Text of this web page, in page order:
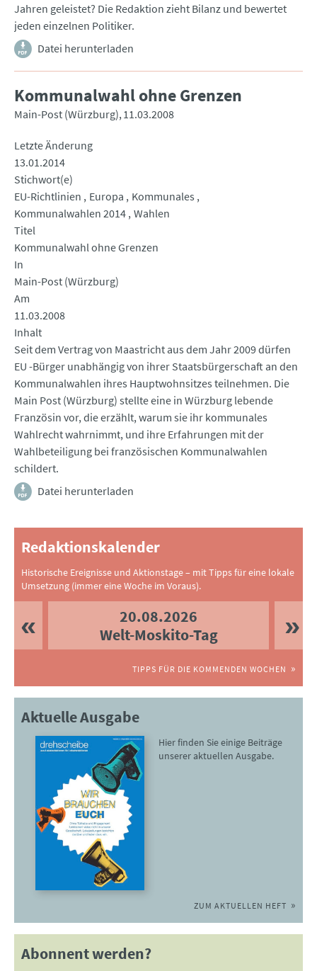
Jahren geleistet? Die Redaktion zieht Bilanz und bewertet
jeden einzelnen Politiker.
Datei herunterladen
Kommunalwahl ohne Grenzen
Main-Post (Würzburg) 11.03.2008
Letzte Änderung
13.01.2014
Stichwort(e)
EU-Richtlinien
Europa
Kommunales
Kommunalwahlen 2014 Wahlen
Titel
Kommunalwahl ohne Grenzen
In
Main-Post (Würzburg)
Am
11.03.2008
Inhalt
Seit dem Vertrag von Maastricht aus dem Jahr 2009 dürfen
EU -Bürger unabhängig von ihrer Staatsbürgerschaft an den
Kommunalwahlen ihres Hauptwohnsitzes teilnehmen. Die
Main Post (Würzburg) stellte eine in Würzburg lebende
Französin vor, die erzählt, warum sie ihr kommunales
Wahlrecht wahrnimmt, und ihre Erfahrungen mit der
Wahlbeteiligung bei französischen Kommunalwahlen
schildert.
Datei herunterladen
Redaktionskalender
Historische Ereignisse und Aktionstage – mit Tipps für eine lokale
Umsetzung (immer eine Woche im Voraus).
20.08.2026
Welt-Moskito-Tag
TIPPS FÜR DIE KOMMENDEN WOCHEN
Aktuelle Ausgabe
Hier finden Sie einige Beiträge
unserer aktuellen Ausgabe.
ZUM AKTUELLEN HEFT
Abonnent werden?